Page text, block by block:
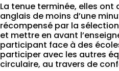
La tenue terminée, elles ont
anglais de moins d’une
récompensé par la
et mettre en avant
participant face à des
participer avec les autres
circulaire, au travers de